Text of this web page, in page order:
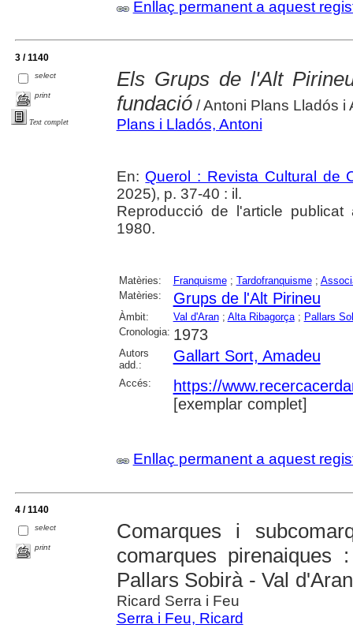
Enllaç permanent a aquest
3 / 1140
select
print
Text complet
Els Grups de l'Alt
fundació/ Antoni Plans Lladós i
Plans i Lladós, Antoni
En: Querol : Revista Cultural de
2025), p. 37-40 : il.
Reproducció de l'article
1980.
Matèries: Franquisme; Tardofranquisme;
Matèries:
Grups de l'Alt Pirineu
Àmbit: Val d'Aran; Alta Ribagorça; Pallars
Cronologia: 1973
Autors
add.:
Gallart Sort, Amadeu
Accés:
https://
[exemplar complet]
Enllaç permanent a aquest
4 / 1140
select
print
Comarques i
comarques
Pallars Sobirà - Val
Ricard Serra i Feu
Serra i Feu, Ricard